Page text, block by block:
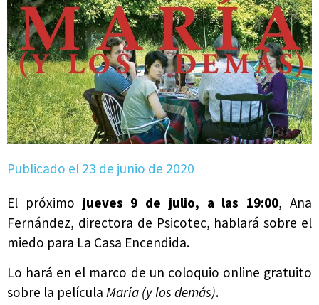
Publicado el 23 de junio de 2020
El próximo jueves 9 de julio, a las 19:00, Ana
Fernández, directora de Psicotec, hablará sobre el
miedo para La Casa Encendida.
Lo hará en el marco de un coloquio online gratuito
sobre la película María (y los demás).